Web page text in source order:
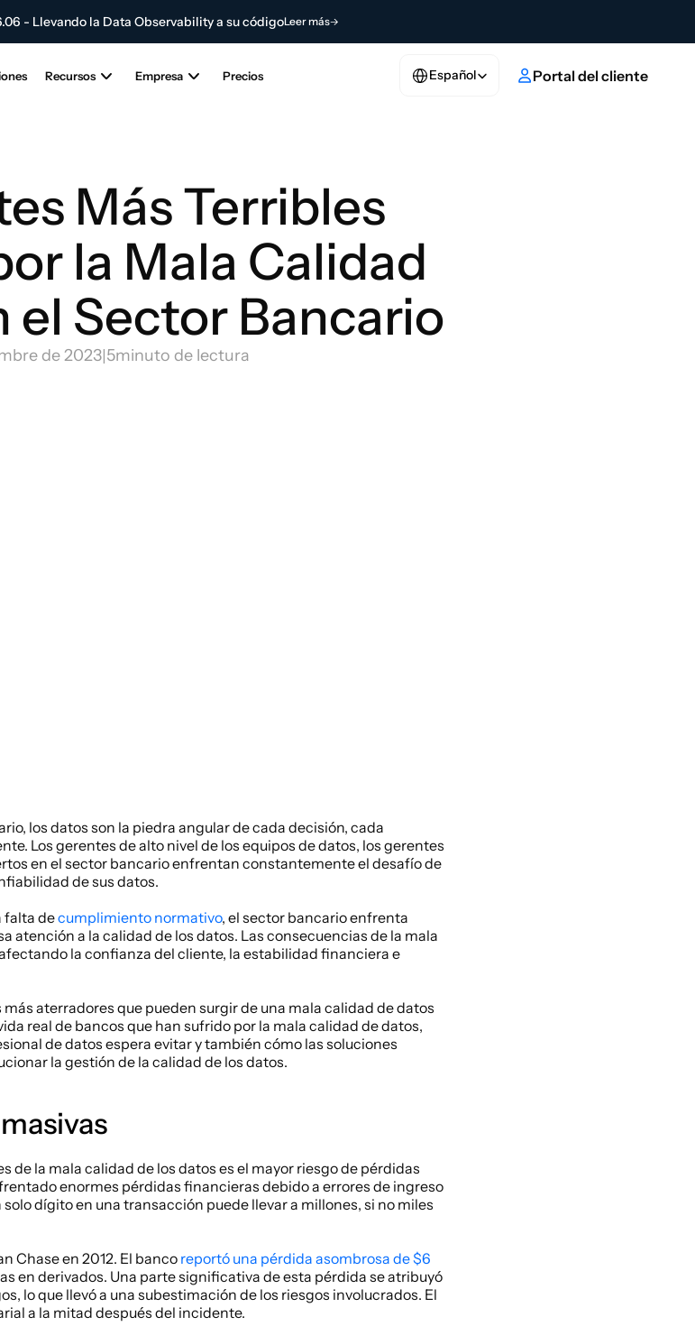
- Llevando la Data Observability a su códigoLeer más
Recursos Empresa Precios Español Portal del cliente
Más Terribles
la Mala Calidad
el Sector Bancario
de 2023|5minuto de lectura
los datos son la piedra angular de cada decisión, cada
Los gerentes de alto nivel de los equipos de datos, los gerentes
en el sector bancario enfrentan constantemente el desafío de
de sus datos.
falta de cumplimiento normativo, el sector bancario enfrenta
atención a la calidad de los datos. Las consecuencias de la mala
la confianza del cliente, la estabilidad financiera e
aterradores que pueden surgir de una mala calidad de datos
real de bancos que han sufrido por la mala calidad de datos,
de datos espera evitar y también cómo las soluciones
la gestión de la calidad de los datos.
de la mala calidad de los datos es el mayor riesgo de pérdidas
enormes pérdidas financieras debido a errores de ingreso
dígito en una transacción puede llevar a millones, si no miles
Chase en 2012. El banco reportó una pérdida asombrosa de $6
en derivados. Una parte significativa de esta pérdida se atribuyó
lo que llevó a una subestimación de los riesgos involucrados. El
a la mitad después del incidente.